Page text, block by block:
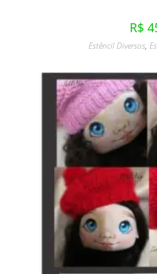
R$
Estêncil Diversos,